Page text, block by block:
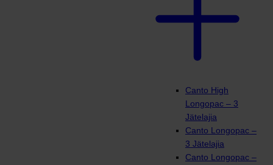
Canto High
Longopac – 3
Jätelajia
Canto Longopac –
3 Jätelajia
Canto Longopac –